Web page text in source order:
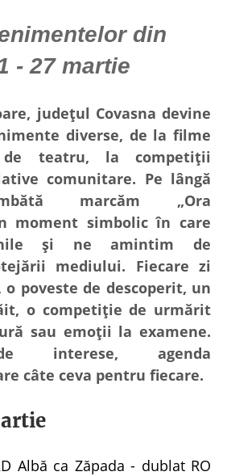
din
- 27 martie
județul Covasna devine
diverse, de la filme
de teatru, la competiții
comunitare. Pe lângă
marcăm „Ora
moment simbolic în care
și ne amintim de
mediului. Fiecare zi
o poveste de descoperit, un
o competiție de urmărit
sau emoții la examene.
interese, agenda
câte ceva pentru fiecare.
Albă ca Zăpada - dublat RO